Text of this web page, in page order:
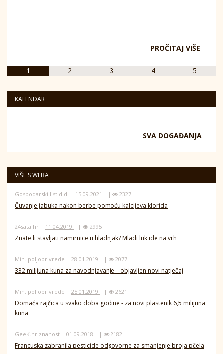
PROČITAJ VIŠE
1 2 3 4 5
KALENDAR
SVA DOGAĐANJA
VIŠE S WEBA
Gospodarski list d.d. | 15.09.2021. | 2327
Čuvanje jabuka nakon berbe pomoću kalcijeva klorida
24sata.hr | 11.04.2019. | 2995
Znate li stavljati namirnice u hladnjak? Mladi luk ide na vrh
Min. poljoprivrede | 28.01.2019. | 2077
332 milijuna kuna za navodnjavanje – objavljen novi natječaj
Min. poljoprivrede | 25.01.2019. | 2621
Domaća rajčica u svako doba godine - za novi plastenik 6,5 milijuna
kuna
GeeK.hr znanost | 01.09.2018. | 2182
Francuska zabranila pesticide odgovorne za smanjenje broja pčela